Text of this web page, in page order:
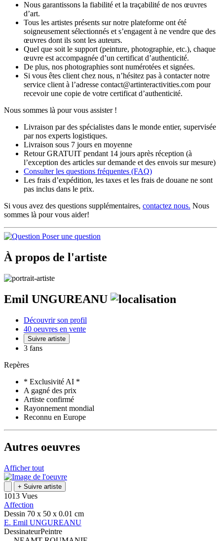
Nous garantissons la fiabilité et la traçabilité de nos œuvres
d’art.
Tous les artistes présents sur notre plateforme ont été
soigneusement sélectionnés et s’engagent à ne vendre que des
œuvres dont ils sont les auteurs.
Quel que soit le support (peinture, photographie, etc.), chaque
œuvre est accompagnée d’un certificat d’authenticité.
De plus, nos photographies sont numérotées et signées.
Si vous êtes client chez nous, n’hésitez pas à contacter notre
service client à l’adresse contact@artinteractivities.com pour
recevoir une copie de votre certificat d’authenticité.
Nous sommes là pour vous assister !
Livraison par des spécialistes dans le monde entier, supervisée
par nos experts logistiques.
Livraison sous 7 jours en moyenne
Retour GRATUIT pendant 14 jours après réception (à
l’exception des articles sur demande et des envois sur mesure)
Consulter les questions fréquentes (FAQ)
Les frais d’expédition, les taxes et les frais de douane ne sont
pas inclus dans le prix.
Si vous avez des questions supplémentaires, contactez nous. Nous
sommes là pour vous aider!
Poser une question
À propos de l'artiste
Emil UNGUREANU
Découvrir son profil
40 oeuvres en vente
Suivre artiste
3 fans
Repères
* Exclusivité AI *
A gagné des prix
Artiste confirmé
Rayonnement mondial
Reconnu en Europe
Autres oeuvres
Afficher tout
+ Suivre artiste
1013 Vues
Affection
Dessin 70 x 50 x 0.01 cm
E. Emil UNGUREANU
DessinateurPeintre